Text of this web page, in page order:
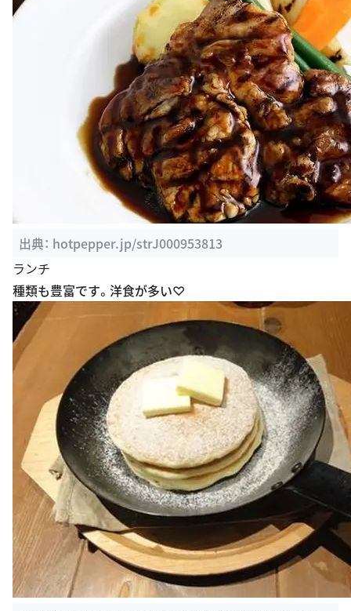
出典： hotpepper.jp/strJ000953813
ランチ
種類も豊富です。洋食が多い♡